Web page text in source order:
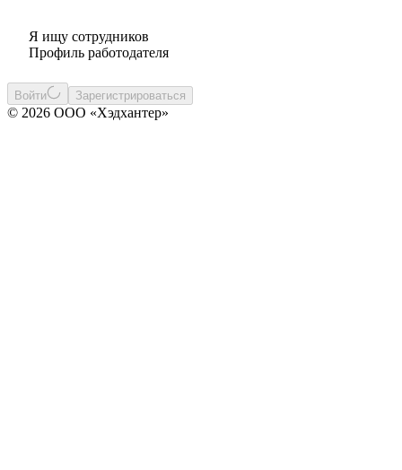
Я ищу сотрудников
Профиль работодателя
Войти Зарегистрироваться
© 2026 ООО «Хэдхантер»